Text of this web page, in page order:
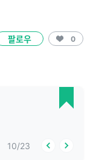
팔로우 0
10/23